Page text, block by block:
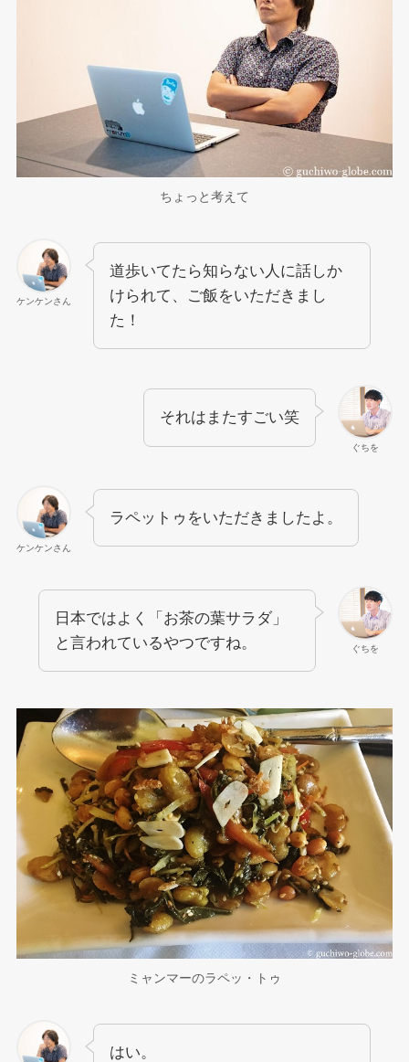
ちょっと考えて
ケンケンさん
道歩いてたら知らない人に話しか
けられて、ご飯をいただきまし
た！
ぐちを
それはまたすごい笑
ケンケンさん
ラペットゥをいただきましたよ。
ぐちを
日本ではよく「お茶の葉サラダ」
と言われているやつですね。
ミャンマーのラペッ・トゥ
はい。